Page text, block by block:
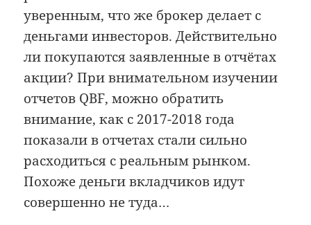
уверенным, что же брокер делает с
деньгами инвесторов. Действительно
ли покупаются заявленные в отчётах
акции? При внимательном изучении
отчетов QBF, можно обратить
внимание, как с 2017-2018 года
показали в отчетах стали сильно
расходиться с реальным рынком.
Похоже деньги вкладчиков идут
совершенно не туда…